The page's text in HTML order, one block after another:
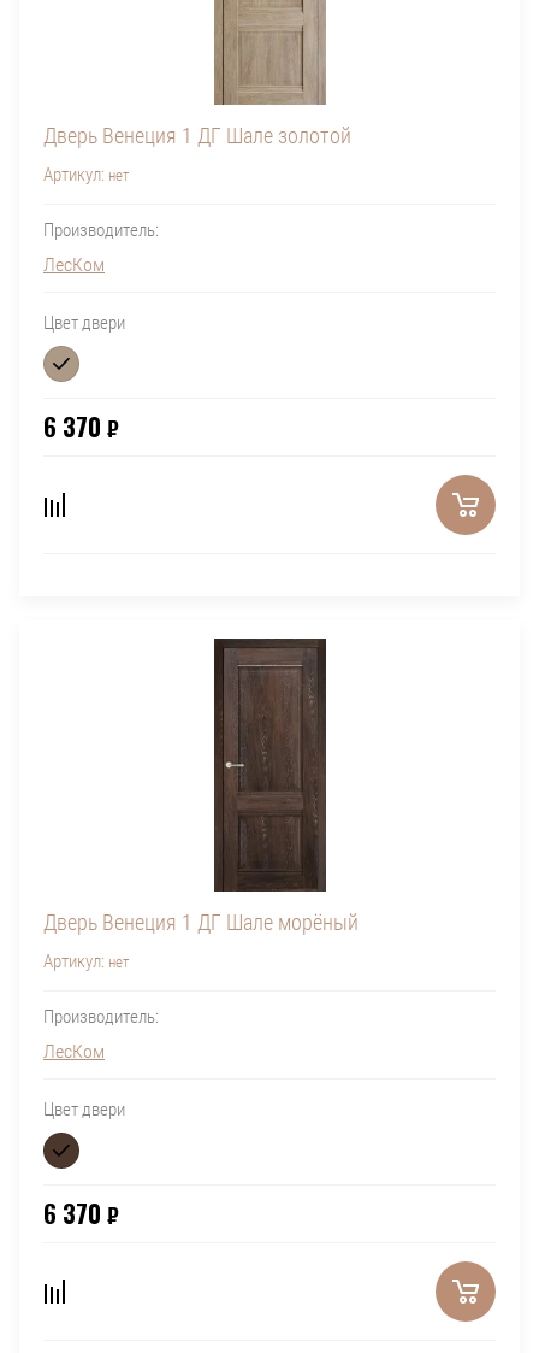
Дверь Венеция 1 ДГ Шале золотой
Артикул: нет
Производитель:
ЛесКом
Цвет двери
6 370 ₽
Дверь Венеция 1 ДГ Шале морёный
Артикул: нет
Производитель:
ЛесКом
Цвет двери
6 370 ₽